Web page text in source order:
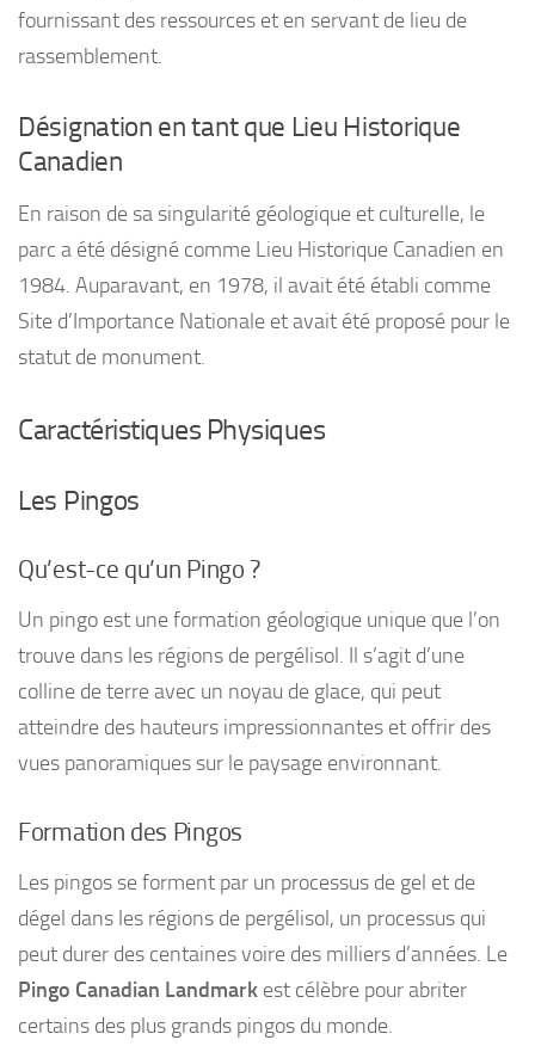
fournissant des ressources et en servant de lieu de
rassemblement.
Désignation en tant que Lieu Historique
Canadien
En raison de sa singularité géologique et culturelle, le
parc a été désigné comme Lieu Historique Canadien en
1984. Auparavant, en 1978, il avait été établi comme
Site d’Importance Nationale et avait été proposé pour le
statut de monument.
Caractéristiques Physiques
Les Pingos
Qu’est-ce qu’un Pingo ?
Un pingo est une formation géologique unique que l’on
trouve dans les régions de pergélisol. Il s’agit d’une
colline de terre avec un noyau de glace, qui peut
atteindre des hauteurs impressionnantes et offrir des
vues panoramiques sur le paysage environnant.
Formation des Pingos
Les pingos se forment par un processus de gel et de
dégel dans les régions de pergélisol, un processus qui
peut durer des centaines voire des milliers d’années. Le
Pingo Canadian Landmark est célèbre pour abriter
certains des plus grands pingos du monde.